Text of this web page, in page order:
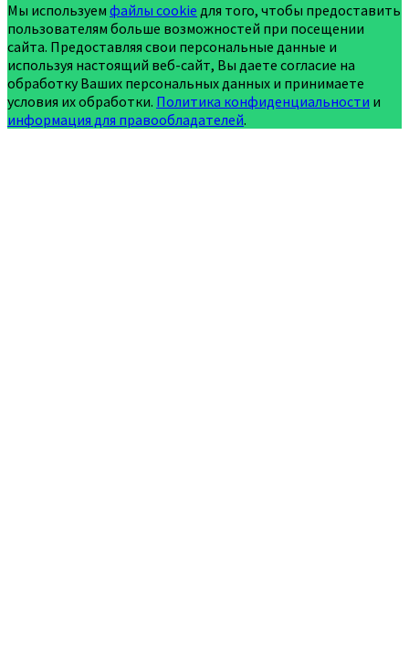
Мы используем файлы cookie для того, чтобы предоставить
пользователям больше возможностей при посещении
сайта. Предоставляя свои персональные данные и
используя настоящий веб-сайт, Вы даете согласие на
обработку Ваших персональных данных и принимаете
условия их обработки. Политика конфиденциальности и
информация для правообладателей.